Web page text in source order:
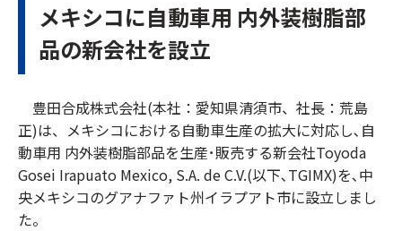
メキシコに自動車用 内外装樹脂部
品の新会社を設立
豊田合成株式会社(本社：愛知県清須市、社長：荒島
正)は、メキシコにおける自動車生産の拡大に対応し､自
動車用 内外装樹脂部品を生産･販売する新会社Toyoda
Gosei Irapuato Mexico, S.A. de C.V.(以下､TGIMX)を､中
央メキシコのグアナファト州イラプアト市に設立しまし
た。